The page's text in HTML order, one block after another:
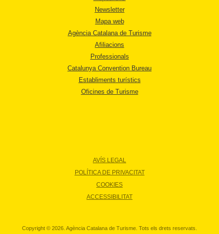
Newsletter
Mapa web
Agència Catalana de Turisme
Afiliacions
Professionals
Catalunya Convention Bureau
Establiments turístics
Oficines de Turisme
AVÍS LEGAL
POLÍTICA DE PRIVACITAT
COOKIES
ACCESSIBILITAT
Copyright © 2026. Agència Catalana de Turisme. Tots els drets reservats.